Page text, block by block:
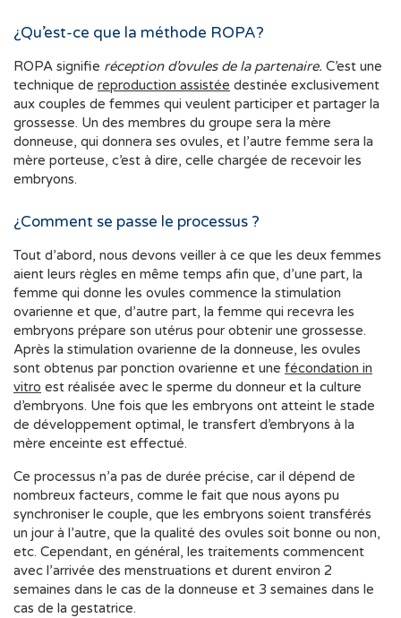
¿Qu’est-ce que la méthode ROPA?
ROPA signifie réception d’ovules de la partenaire. C’est une
technique de reproduction assistée
aux couples de femmes qui veulent participer et partager la
grossesse. Un des membres du groupe sera la mère
donneuse, qui donnera ses ovules, et l’autre femme sera la
mère porteuse, c’est à dire, celle chargée de recevoir les
embryons.
¿Comment se passe le processus ?
Tout d’abord, nous devons veiller à ce que les deux femmes
aient leurs règles en même temps afin que, d’une part, la
femme qui donne les ovules commence la stimulation
ovarienne et que, d’autre part, la femme qui recevra les
embryons prépare son utérus pour obtenir une grossesse.
Après la stimulation ovarienne de la donneuse, les ovules
sont obtenus par ponction ovarienne et une fécondation in
vitro
d’embryons. Une fois que les embryons ont atteint le stade
de développement optimal, le transfert d’embryons à la
mère enceinte est effectué.
Ce processus n’a pas de durée précise, car il dépend de
nombreux facteurs, comme le fait que nous ayons pu
synchroniser le couple, que les embryons soient transférés
un jour à l’autre, que la qualité des ovules soit bonne ou non,
etc. Cependant, en général, les traitements commencent
avec l’arrivée des menstruations et durent environ 2
semaines dans le cas de la donneuse et 3 semaines dans le
cas de la gestatrice.